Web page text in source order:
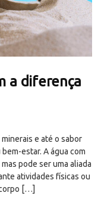
a diferença
e até o sabor
estar. A água com
pode ser uma aliada
atividades físicas ou
[…]